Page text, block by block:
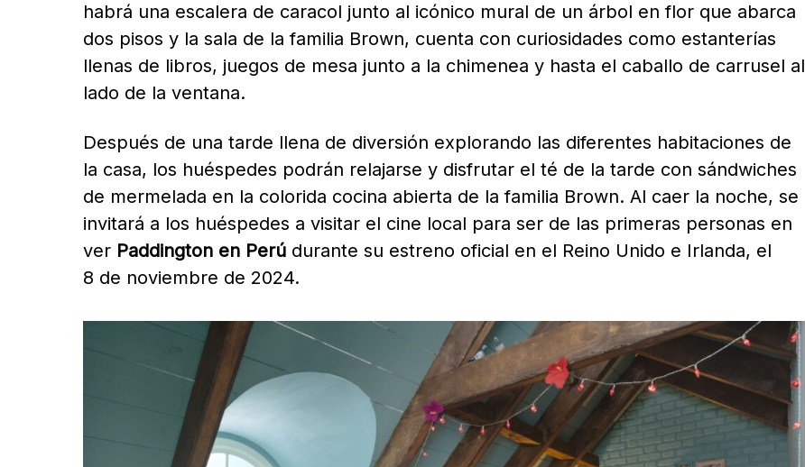
habrá una escalera de caracol junto al icónico mural de un árbol en flor que abarca
dos pisos y la sala de la familia Brown, cuenta con curiosidades como estanterías
llenas de libros, juegos de mesa junto a la chimenea y hasta el caballo de carrusel al
lado de la ventana.
Después de una tarde llena de diversión explorando las diferentes habitaciones de
la casa, los huéspedes podrán relajarse y disfrutar el té de la tarde con sándwiches
de mermelada en la colorida cocina abierta de la familia Brown. Al caer la noche, se
invitará a los huéspedes a visitar el cine local para ser de las primeras personas en
ver Paddington en Perú durante su estreno oficial en el Reino Unido e Irlanda, el
8 de noviembre de 2024.